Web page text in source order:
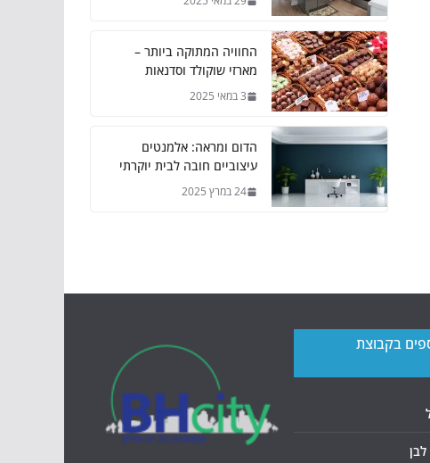
החוויה המתוקה ביותר –
מארזי שוקולד וסדנאות
3 במאי 2025
הדום ומראה: אלמנטים
עיצוביים חובה לבית יוקרתי
24 במרץ 2025
בקבוצת
לבן